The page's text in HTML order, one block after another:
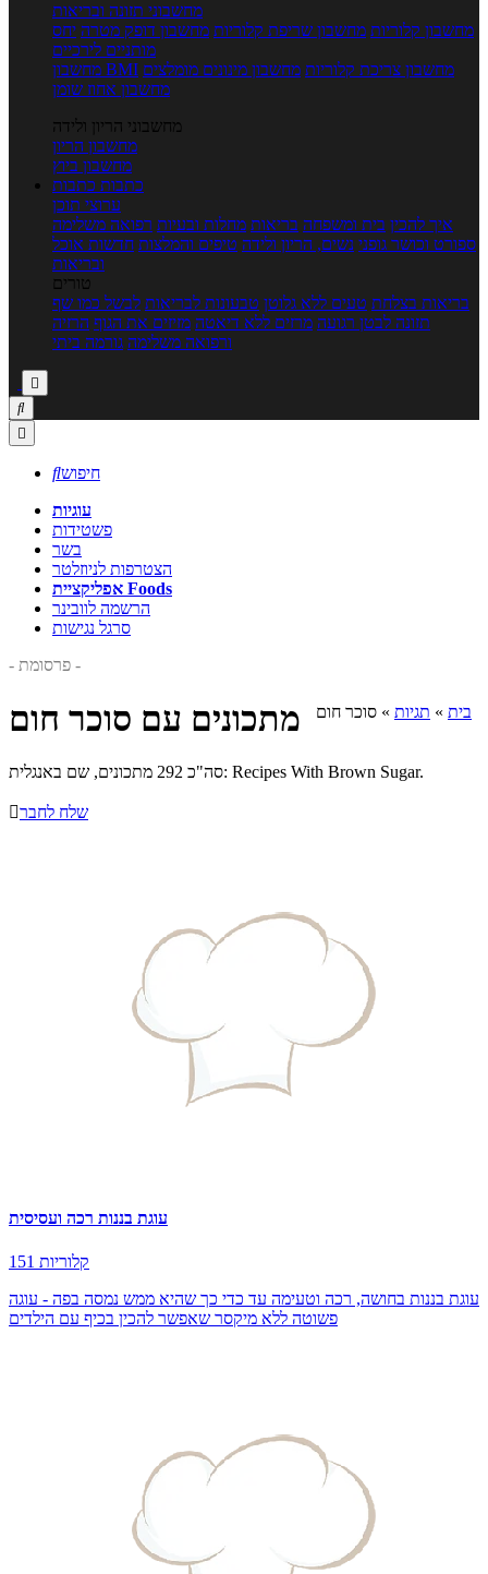
מחשבוני תזונה ובריאות
מחשבון קלוריות מחשבון שריפת קלוריות מחשבון דופק מטרה יחס
מותניים לירכיים
מחשבון BMI
מחשבון צריכת קלוריות מחשבון מינונים מומלצים
מחשבון אחוז שומן
מחשבוני הריון ולידה
מחשבון הריון
מחשבון ביוץ
כתבות כתבות
ערוצי תוכן
איך להכין בית ומשפחה בריאות מחלות ובעיות רפואה משלימה
ספורט וכושר גופני נשים, הריון ולידה טיפים והמלצות חדשות אוכל
ובריאות
טורים
בריאות בצלחת טעים ללא גלוטן טבעונות לבריאות לבשל כמו שף
תזונה לבטן רגועה מרזים ללא דיאטה מזיזים את הגוף הרזיה
ורפואה משלימה גורמה ביתי



חיפוש
עוגיות
פשטידות
בשר
הצטרפות לניוזלטר
אפליקציית Foods
הרשמה לוובינר
סרגל נגישות
- פרסומת -
בית » תגיות » סוכר חום מתכונים עם סוכר חום
סה"כ 292 מתכונים, שם באנגלית: Recipes With Brown Sugar.
שלח לחבר
עוגת בננות רכה ועסיסית
151 קלוריות
עוגת בננות בחושה, רכה וטעימה עד כדי כך שהיא ממש נמסה בפה - עוגה
פשוטה ללא מיקסר שאפשר להכין בכיף עם הילדים